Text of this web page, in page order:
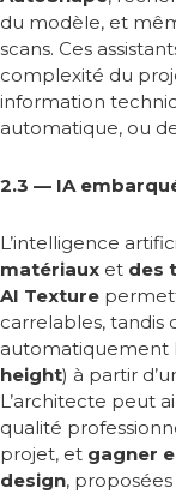
du modèle, et
scans. Ces
complexité du
information
automatique, ou
2.3 — IA
L’intelligence
matériaux et des
AI Texture
carrelables, tandis
automatiquement
height) à partir
L’architecte peut
qualité
projet, et gagner
design,